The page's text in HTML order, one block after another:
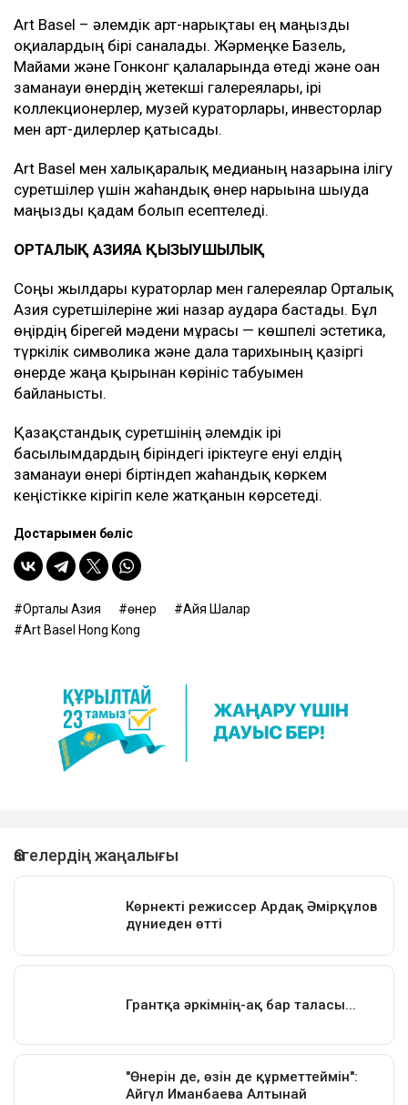
Art Basel – әлемдік арт-нарықтағы ең маңызды
оқиғалардың бірі саналады. Жәрмеңке Базель,
Майами және Гонконг қалаларында өтеді және оған
заманауи өнердің жетекші галереялары, ірі
коллекционерлер, музей кураторлары, инвесторлар
мен арт-дилерлер қатысады.
Art Basel мен халықаралық медианың назарына ілігу
суретшілер үшін жаһандық өнер нарығына шығуда
маңызды қадам болып есептеледі.
ОРТАЛЫҚ АЗИЯҒА ҚЫЗЫҒУШЫЛЫҚ
Соңғы жылдары кураторлар мен галереялар Орталық
Азия суретшілеріне жиі назар аудара бастады. Бұл
өңірдің бірегей мәдени мұрасы — көшпелі эстетика,
түркілік символика және дала тарихының қазіргі
өнерде жаңа қырынан көрініс табуымен
байланысты.
Қазақстандық суретшінің әлемдік ірі
басылымдардың біріндегі іріктеуге енуі елдің
заманауи өнері біртіндеп жаһандық көркем
кеңістікке кірігіп келе жатқанын көрсетеді.
Достарыңмен бөліс
Орталық Азия өнер
Айя Шалқар
Art Basel Hong Kong